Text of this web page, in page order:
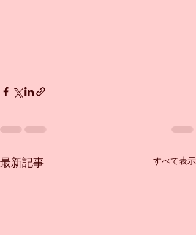
最新記事 すべて表示